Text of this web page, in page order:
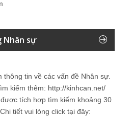
Nhân sự
thông tin về các vấn đề Nhân sự
kiếm thêm: http://kinhcan.net/
tích hợp tìm kiếm khoảng 30
tiết vui lòng click tại đây: